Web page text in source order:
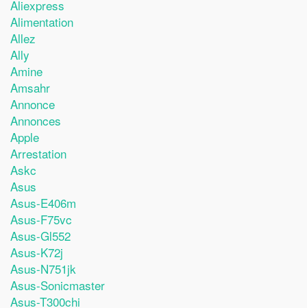
Aliexpress
Alimentation
Allez
Ally
Amine
Amsahr
Annonce
Annonces
Apple
Arrestation
Askc
Asus
Asus-E406m
Asus-F75vc
Asus-Gl552
Asus-K72j
Asus-N751jk
Asus-Sonicmaster
Asus-T300chi